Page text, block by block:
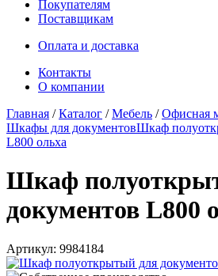
Покупателям
Поставщикам
Оплата и доставка
Контакты
О компании
Главная /Каталог /Мебель /Офисная
Шкафы для документовШкаф
L800 ольха
Шкаф
документов L800
Артикул: 9984184